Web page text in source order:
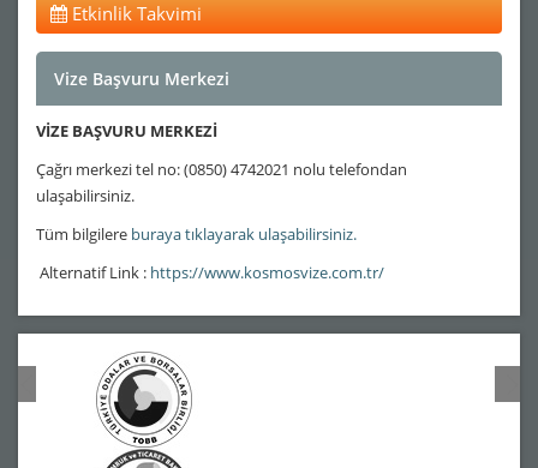
Etkinlik Takvimi
Vize Başvuru Merkezi
VİZE BAŞVURU MERKEZİ
Çağrı merkezi tel no: (0850) 4742021 nolu telefondan
ulaşabilirsiniz.
Tüm bilgilere buraya tıklayarak ulaşabilirsiniz.
Alternatif Link : https://www.kosmosvize.com.tr/